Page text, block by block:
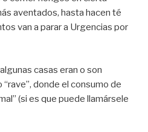
aventados, hasta hacen té
van a parar a Urgencias por
casas eran o son
donde el consumo de
(si es que puede llamársele